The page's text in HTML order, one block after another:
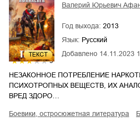
ТЕКСТ
3
Добавлено 14.11.2023
Валерий Юрьевич
Год выхода: 2013
Язык: Русский
НЕЗАКОННОЕ ПОТРЕБЛЕНИЕ
ПСИХОТРОПНЫХ ВЕЩЕСТВ, ИХ
ВРЕД ЗДОРО…
боевики, остросюжетная литература